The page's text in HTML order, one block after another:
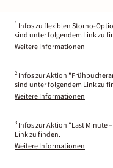
1 Infos zu flexiblen Storno-
sind unter folgendem Link zu
Weitere Informationen
2 Infos zur Aktion
sind unter folgendem Link zu
Weitere Informationen
3 Infos zur Aktion "Last Minute
Link zu finden.
Weitere Informationen